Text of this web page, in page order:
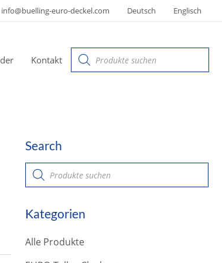
info@buelling-euro-deckel.com Deutsch Englisch
Kontakt
Products
search
Search
P
o
c
s
Kategorien
Alle Produkte